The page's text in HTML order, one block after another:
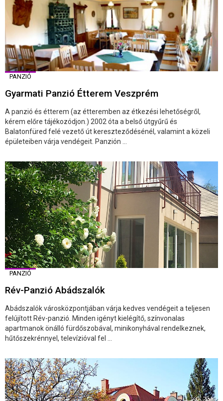
PANZIÓ
Gyarmati Panzió Étterem Veszprém
A panzió és étterem (az étteremben az étkezési lehetőségről,
kérem előre tájékozódjon.) 2002 óta a belső útgyűrű és
Balatonfüred felé vezető út kereszteződésénél, valamint a közeli
épületeiben várja vendégeit. Panzión ...
PANZIÓ
Rév-Panzió Abádszalók
Abádszalók városközpontjában várja kedves vendégeit a teljesen
felújított Rév-panzió. Minden igényt kielégítő, színvonalas
apartmanok önálló fürdőszobával, minikonyhával rendelkeznek,
hűtőszekrénnyel, televízióval fel ...